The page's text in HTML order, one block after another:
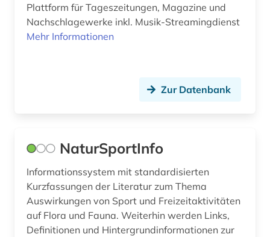
Plattform für Tageszeitungen, Magazine und
Nachschlagewerke inkl. Musik-Streamingdienst
Mehr Informationen
Zur Datenbank
NaturSportInfo
Informationssystem mit standardisierten
Kurzfassungen der Literatur zum Thema
Auswirkungen von Sport und Freizeitaktivitäten
auf Flora und Fauna. Weiterhin werden Links,
Definitionen und Hintergrundinformationen zur